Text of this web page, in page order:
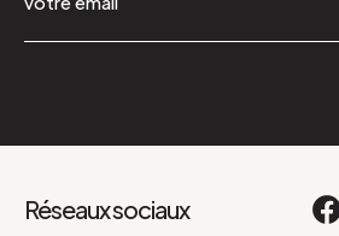
Réseaux sociaux